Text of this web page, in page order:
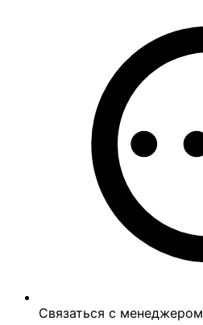
Связаться с менеджером